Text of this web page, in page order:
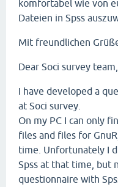
komfortabel wie von
Dateien in Spss
Mit freundlichen
Dear Soci survey team,
I have developed a
at Soci survey.
On my PC I can only
files and files for
time. Unfortunately I
Spss at that time, but
questionnaire with